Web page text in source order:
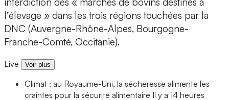
l’élevage » dans les trois régions touchées par la
DNC (Auvergne-Rhône-Alpes, Bourgogne-
Franche-Comté, Occitanie).
Live Voir plus
Climat : au Royaume-Uni, la sécheresse alimente les
craintes pour la sécurité alimentaire Il y a 14 heures